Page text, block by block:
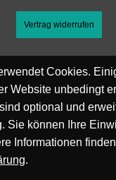
Vertrag widerrufen
Cookies.
Website unbedingt
optional und
Sie können Ihre
Informationen
.